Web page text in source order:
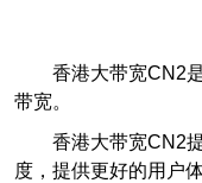
香港大带宽CN2
带宽。
香港大带宽CN2
度，提供更好的用户体